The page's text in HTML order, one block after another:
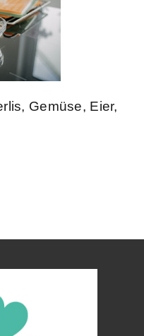
Gemüse, Eier,